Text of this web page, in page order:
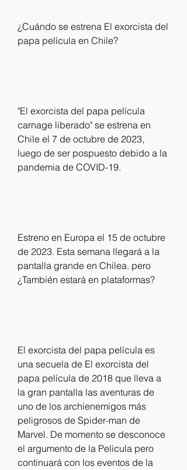
¿Cuándo se estrena El exorcista del
papa película en Chile?
"El exorcista del papa película
carnage liberado" se estrena en
Chile el 7 de octubre de 2023,
luego de ser pospuesto debido a la
pandemia de COVID-19.
Estreno en Europa el 15 de octubre
de 2023. Esta semana llegará a la
pantalla grande en Chilea. pero
¿También estará en plataformas?
El exorcista del papa película es
una secuela de El exorcista del
papa película de 2018 que lleva a
la gran pantalla las aventuras de
uno de los archienemigos más
peligrosos de Spider-man de
Marvel. De momento se desconoce
el argumento de la Pelicula pero
continuará con los eventos de la